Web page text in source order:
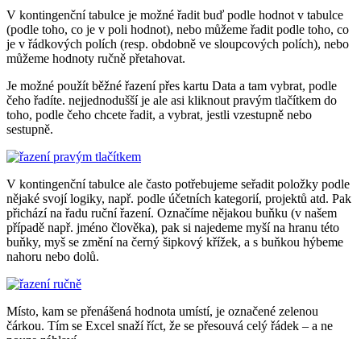
V kontingenční tabulce je možné řadit buď podle hodnot v tabulce
(podle toho, co je v poli hodnot), nebo můžeme řadit podle toho, co
je v řádkových polích (resp. obdobně ve sloupcových polích), nebo
můžeme hodnoty ručně přetahovat.
Je možné použít běžné řazení přes kartu Data a tam vybrat, podle
čeho řadíte. nejjednodušší je ale asi kliknout pravým tlačítkem do
toho, podle čeho chcete řadit, a vybrat, jestli vzestupně nebo
sestupně.
V kontingenční tabulce ale často potřebujeme seřadit položky podle
nějaké svojí logiky, např. podle účetních kategorií, projektů atd. Pak
přichází na řadu ruční řazení. Označíme nějakou buňku (v našem
případě např. jméno člověka), pak si najedeme myší na hranu této
buňky, myš se změní na černý šipkový křížek, a s buňkou hýbeme
nahoru nebo dolů.
Místo, kam se přenášená hodnota umístí, je označené zelenou
čárkou. Tím se Excel snaží říct, že se přesouvá celý řádek – a ne